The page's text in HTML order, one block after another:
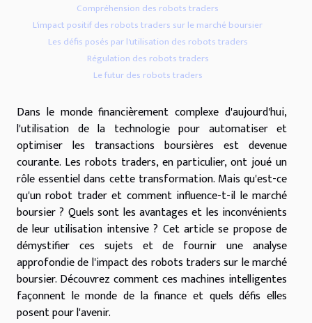
Compréhension des robots traders
L'impact positif des robots traders sur le marché boursier
Les défis posés par l'utilisation des robots traders
Régulation des robots traders
Le futur des robots traders
Dans le monde financièrement complexe d'aujourd'hui,
l'utilisation de la technologie pour automatiser et
optimiser les transactions boursières est devenue
courante. Les robots traders, en particulier, ont joué un
rôle essentiel dans cette transformation. Mais qu'est-ce
qu'un robot trader et comment influence-t-il le marché
boursier ? Quels sont les avantages et les inconvénients
de leur utilisation intensive ? Cet article se propose de
démystifier ces sujets et de fournir une analyse
approfondie de l'impact des robots traders sur le marché
boursier. Découvrez comment ces machines intelligentes
façonnent le monde de la finance et quels défis elles
posent pour l'avenir.